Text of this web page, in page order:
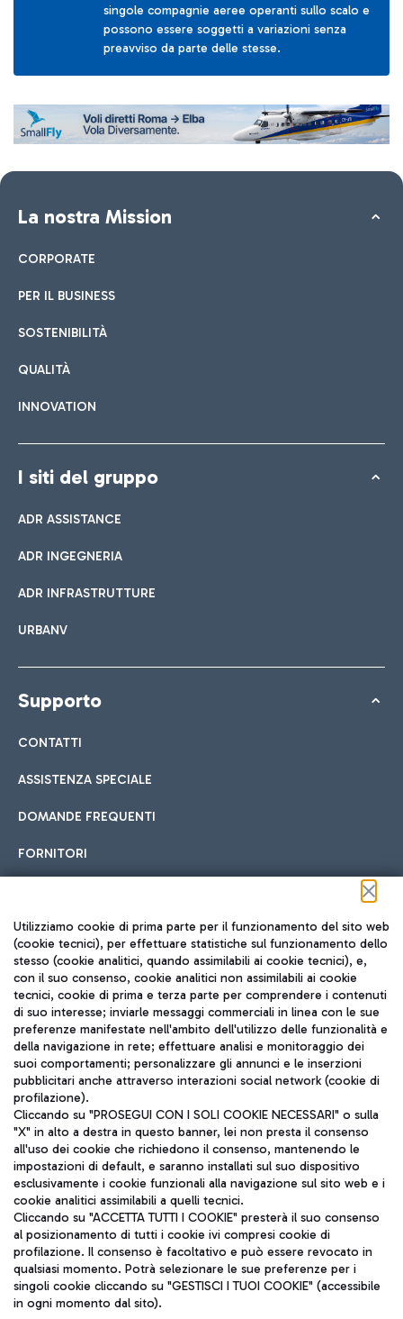
singole compagnie aeree operanti sullo scalo e
possono essere soggetti a variazioni senza
preavviso da parte delle stesse.
La nostra Mission
CORPORATE
PER IL BUSINESS
SOSTENIBILITÀ
QUALITÀ
INNOVATION
I siti del gruppo
ADR ASSISTANCE
ADR INGEGNERIA
ADR INFRASTRUTTURE
URBANV
Supporto
CONTATTI
ASSISTENZA SPECIALE
DOMANDE FREQUENTI
FORNITORI
Seguici sui social
TRAVEL JOURNAL
ITA
Aeroporti di Roma S.p.A. - Società soggetta a direzione e
coordinamento di Mundys S.p.A.
Codice fiscale e Registro delle Imprese di Roma 13032990155 P.
IVA 06572251004
Capitale sociale 62.224.743,00 int. vers.
Sede legale: Via Pier Paolo Racchetti 1 - 00054 Fiumicino (RM)
telefono +39 06 65951
Utilizziamo cookie di prima parte per il funzionamento del sito web
(cookie tecnici), per effettuare statistiche sul funzionamento dello
stesso (cookie analitici, quando assimilabili ai cookie tecnici), e,
con il suo consenso, cookie analitici non assimilabili ai cookie
tecnici, cookie di prima e terza parte per comprendere i contenuti
di suo interesse; inviarle messaggi commerciali in linea con le sue
preferenze manifestate nell'ambito dell'utilizzo delle funzionalità e
della navigazione in rete; effettuare analisi e monitoraggio dei
suoi comportamenti; personalizzare gli annunci e le inserzioni
pubblicitari anche attraverso interazioni social network (cookie di
profilazione).
Cliccando su "PROSEGUI CON I SOLI COOKIE NECESSARI" o sulla
"X" in alto a destra in questo banner, lei non presta il consenso
all'uso dei cookie che richiedono il consenso, mantenendo le
impostazioni di default, e saranno installati sul suo dispositivo
esclusivamente i cookie funzionali alla navigazione sul sito web e i
cookie analitici assimilabili a quelli tecnici.
Cliccando su "ACCETTA TUTTI I COOKIE" presterà il suo consenso
al posizionamento di tutti i cookie ivi compresi cookie di
profilazione. Il consenso è facoltativo e può essere revocato in
qualsiasi momento. Potrà selezionare le sue preferenze per i
singoli cookie cliccando su "GESTISCI I TUOI COOKIE" (accessibile
in ogni momento dal sito).